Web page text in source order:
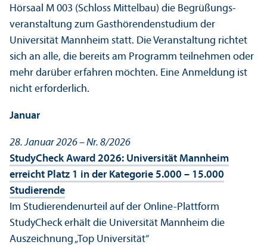
Hörsaal M 003 (Schloss Mittelbau) die Begrüßungs­
veranstaltung zum Gasthörendenstudium der
Universität Mannheim statt. Die Veranstaltung richtet
sich an alle, die bereits am Programm teilnehmen oder
mehr darüber erfahren möchten. Eine Anmeldung ist
nicht erforderlich.
Januar
28. Januar 2026 – Nr. 8/2026
StudyCheck Award 2026: Universität Mannheim
erreicht Platz 1 in der Kategorie 5.000 – 15.000
Studierende
Im Studierenden­urteil auf der Online-Plattform
StudyCheck erhält die Universität Mannheim die
Auszeichnung „Top Universität“